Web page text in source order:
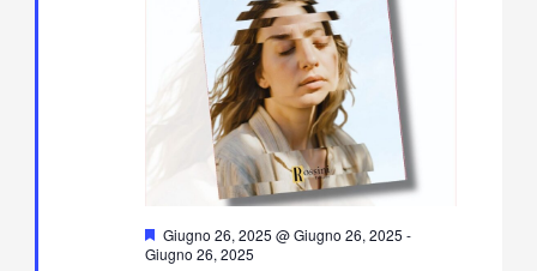
Segnalati
Giugno 26, 2025 @ Giugno 26, 2025 -
Giugno 26, 2025